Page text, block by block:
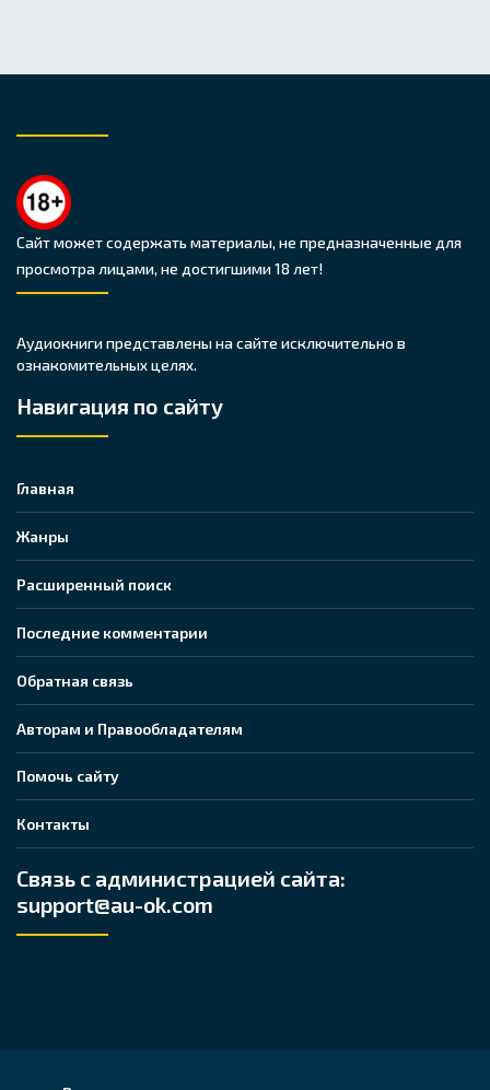
Сайт может содержать материалы, не предназначенные для
просмотра лицами, не достигшими 18 лет!
Аудиокниги представлены на сайте исключительно в
ознакомительных целях.
Навигация по сайту
Главная
Жанры
Расширенный поиск
Последние комментарии
Обратная связь
Авторам и Правообладателям
Помочь сайту
Контакты
Связь с администрацией сайта:
support@au-ok.com